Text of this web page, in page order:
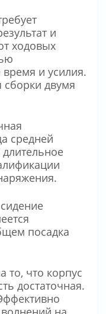
и
ходовых
и усилия.
двумя
средней
посадка
то, что корпус
достаточная.